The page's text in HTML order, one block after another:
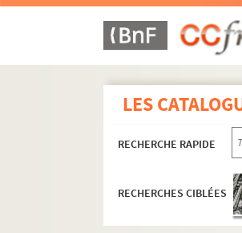
LES
RECHERCHE RAPIDE
RECHERCHES CIBLÉES